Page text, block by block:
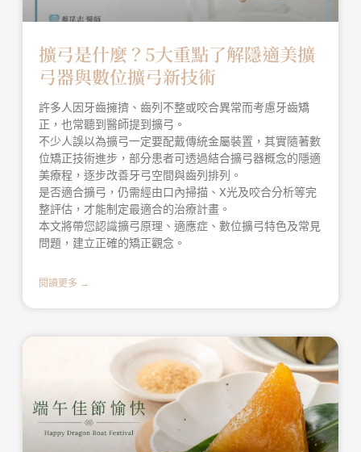
擴弓是什麼？5大重點了解隱適美擴
弓器與數位擴弓新技術
許多人因牙齒擁擠、齒列不整或咬合異常而考慮牙齒矯
正，也常聽到醫師提到擴弓。
不少人誤以為擴弓一定要配戴傳統金屬裝置，其實隨著數
位矯正技術進步，部分患者可透過結合擴弓器概念的隱適
美療程，逐步改善牙弓空間與齒列排列。
是否適合擴弓，仍需經由口內掃描、X光及咬合分析等完
整評估，才能制定最適合的治療計畫。
本文將帶您認識擴弓原理、適應症、數位擴弓特色及常見
問題，建立正確的矯正觀念。
閱讀更多 →